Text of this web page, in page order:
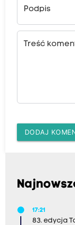
Podpis
Treść
DODAJ
17:21
83. edycja